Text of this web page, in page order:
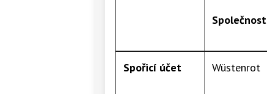
Společnost
Spořicí účet Wüstenrot